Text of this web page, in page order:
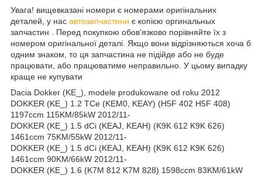
Увага! вищевказані номери є номерами оригінальних
деталей, у нас автозапчастини є копією оргинальных
запчастин . Перед покупкою обов'язково порівняйте їх з
номером оригінальної деталі. Якщо вони відрізняються хоча б
одним знаком, то ця запчастина не підійде або не буде
працювати, або працюватиме неправильно. У цьому випадку
краще не купувати
Dacia Dokker (KE_), modele produkowane od roku 2012
DOKKER (KE_) 1.2 TCe (KEM0, KEAY) (H5F 402 H5F 408)
1197ccm 115KM/85kW 2012/11-
DOKKER (KE_) 1.5 dCi (KEAJ, KEAH) (K9K 612 K9K 626)
1461ccm 75KM/55kW 2012/11-
DOKKER (KE_) 1.5 dCi (KEAJ, KEAH) (K9K 612 K9K 626)
1461ccm 90KM/66kW 2012/11-
DOKKER (KE_) 1.6 (K7M 812 K7M 828) 1598ccm 83KM/61kW